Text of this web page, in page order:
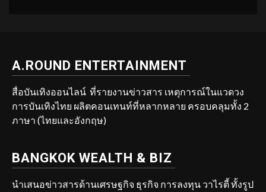
A.ROUND ENTERTAINMENT
สื่อบันเทิงออนไลน์ ที่รายงานข่าวสาร เหตุการณ์ในแวดวง
การบันเทิงไทย ผลิตคอนเทนท์ที่หลากหลาย ครอบคลุมทั้ง 2
ภาษา (ไทยและอังกฤษ)
BANGKOK WEALTH & BIZ
นำเสนอข่าวสารด้านเศรษฐกิจ ธุรกิจ การลงทุน วาไรตี้ ทั้งรูป